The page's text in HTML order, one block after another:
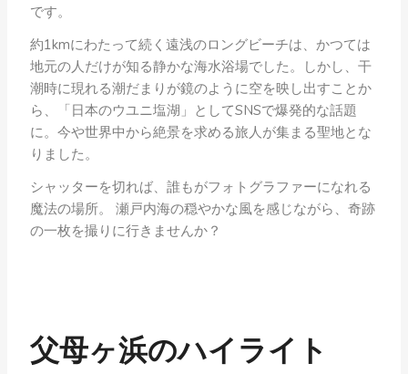
です。
約1kmにわたって続く遠浅のロングビーチは、かつては
地元の人だけが知る静かな海水浴場でした。しかし、干
潮時に現れる潮だまりが鏡のように空を映し出すことか
ら、「日本のウユニ塩湖」としてSNSで爆発的な話題
に。今や世界中から絶景を求める旅人が集まる聖地とな
りました。
シャッターを切れば、誰もがフォトグラファーになれる
魔法の場所。 瀬戸内海の穏やかな風を感じながら、奇跡
の一枚を撮りに行きませんか？
父母ヶ浜のハイライト